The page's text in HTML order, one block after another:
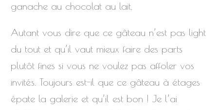
ganache au chocolat au lait.
Autant vous dire que ce gâteau n’est pas light
du tout et qu’il vaut mieux faire des parts
plutôt fines si vous ne voulez pas affoler vos
invités. Toujours est-il que ce gâteau à étages
épate la galerie et qu’il est bon ! Je l’ai